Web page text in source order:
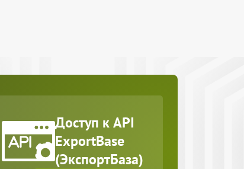
Доступ к API
ExportBase
(ЭкспортБаза)